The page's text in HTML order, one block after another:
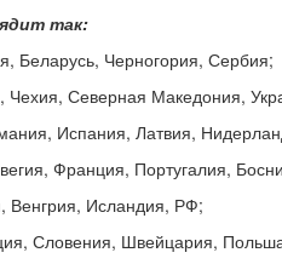
так:
Беларусь, Черногория, Сербия;
Чехия, Северная Македония,
Испания, Латвия,
Франция, Португалия,
Венгрия, Исландия, РФ;
Словения, Швейцария,